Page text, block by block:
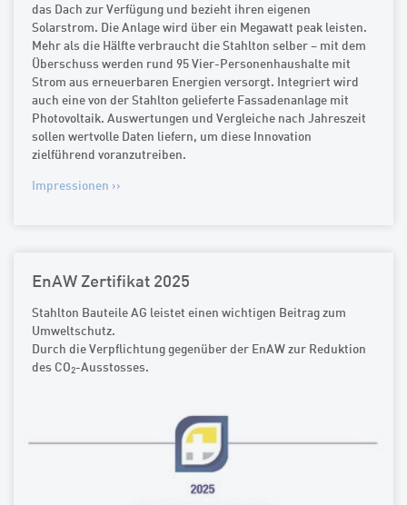
das Dach zur Verfügung und bezieht ihren eigenen
Solarstrom. Die Anlage wird über ein Megawatt peak leisten.
Mehr als die Hälfte verbraucht die Stahlton selber – mit dem
Überschuss werden rund 95 Vier-Personenhaushalte mit
Strom aus erneuerbaren Energien versorgt. Integriert wird
auch eine von der Stahlton gelieferte Fassadenanlage mit
Photovoltaik. Auswertungen und Vergleiche nach Jahreszeit
sollen wertvolle Daten liefern, um diese Innovation
zielführend voranzutreiben.
Impressionen >>
EnAW Zertifikat 2025
Stahlton Bauteile AG leistet einen wichtigen Beitrag zum
Umweltschutz.
Durch die Verpflichtung gegenüber der EnAW zur Reduktion
des CO2-Ausstosses.